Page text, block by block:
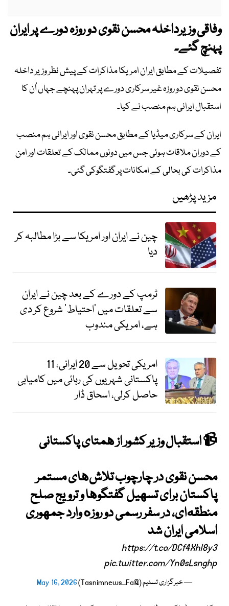
وفاقی وزیرداخلہ محسن نقوی دو روزہ دورے پر ایران
پہنچ گئے۔
تفصیلات کے مطابق ایران امریکا مذاکرات کے پیش نظر وزیر داخلہ
محسن نقوی دو روزہ غیر سرکاری دورے پر تہران پہنچے جہاں اُن کا
استقبال ایرانی ہم منصب نے کیا۔
ایران کے سرکاری میڈیا کے مطابق محسن نقوی اور ایرانی ہم منصب
کے دوران ملاقات ہوئی جس میں دونوں ممالک کے تعلقات اور امن
مذاکرات کی بحالی کے امکانات پر گفتگوکی گئی۔
مزید پڑھیں
چین نے ایران اور امریکا سے بڑا مطالبہ کر
دیا
ٹرمپ کے دورے کے بعد چین نے ایران
سے تعلقات میں ’احتیاط‘ شروع کر دی
ہے، امریکی مندوب
امریکی تحویل سے 20 ایرانی، 11
پاکستانی شہریوں کی رہائی میں کامیابی
حاصل کرلی، اسحاق ڈار
📹 استقبال وزیر کشور از همتای پاکستانی
محسن نقوی در چارچوب تلاش‌های مستمر
پاکستان برای تسهیل گفتگوها و ترویج صلح
منطقه‌ای، در سفر رسمی دو روزه وارد جمهوری
اسلامی ایران شد
https://t.co/DCf4Xhl8y3
pic.twitter.com/Yn0sLsnghp
— خبرگزاری تسنیم (@Tasnimnews_Fa) May 16, 2026